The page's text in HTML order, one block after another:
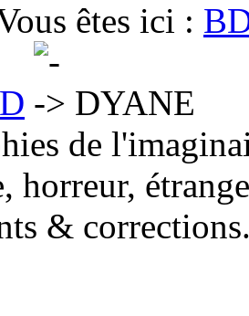
êtes ici :
DYANE
de
horreur,
&